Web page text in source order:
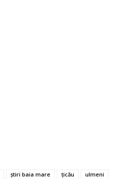
știri baia mare țicău ulmeni